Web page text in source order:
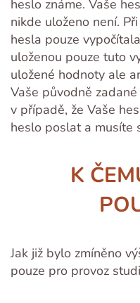
heslo známe. Vaše
nikde uloženo není.
hesla pouze
uloženou pouze tuto
uložené hodnoty ale
Vaše původně
v případě, že Vaše
heslo poslat a musíte
K
Jak již bylo zmíněno
pouze pro provoz